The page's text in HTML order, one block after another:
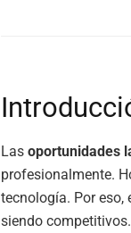
Las oportunidades
profesionalmente.
tecnología. Por
siendo competitivos.